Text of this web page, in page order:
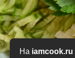
На iamcook.ru